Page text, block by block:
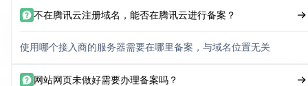
不在腾讯云注册域名，能否在腾讯云进行备案？
使用哪个接入商的服务器需要在哪里备案，与域名位置无关
网站网页未做好需要办理备案吗？